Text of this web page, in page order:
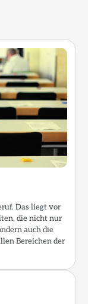
Das liegt vor
die nicht nur
auch die
Bereichen der